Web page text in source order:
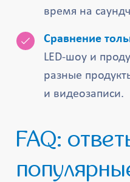
время на
Сравнение
LED-шоу и
разные
и видеозаписи.
FAQ: ответы на